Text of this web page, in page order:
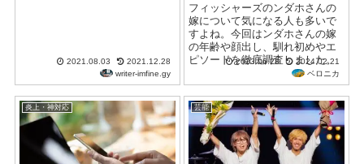
2021.08.03
2021.12.28
writer-imfine.gy
フィッシャーズのンダホさんの
嫁について気になる人も多いで
すよね。今回はンダホさんの嫁
の年齢や顔出し、馴れ初めやエ
ピソードを徹底調査しました。
2023.06.28
2024.02.21
ベロニカ
炎上・神対応 芸能